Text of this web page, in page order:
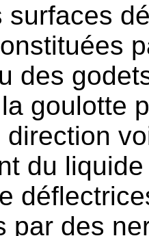
surfaces
des
goulotte
direction
du
par des